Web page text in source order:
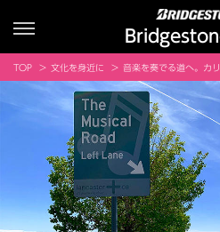
TOP 文化を身近に 音楽を奏でる道へ。カリフォル